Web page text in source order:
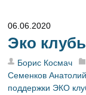
06.06.2020
Эко
Борис Космач
Семенков
поддержки ЭКО